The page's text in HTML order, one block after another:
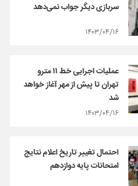
سربازی دیگر جواب نمی‌دهد
۱۴۰۳/۰۴/۱۶
عملیات اجرایی خط ۱۱ مترو
تهران تا پیش از مهر آغاز خواهد
شد
۱۴۰۳/۰۴/۱۶
احتمال تغییر تاریخ اعلام نتایج
امتحانات پایه دوازدهم